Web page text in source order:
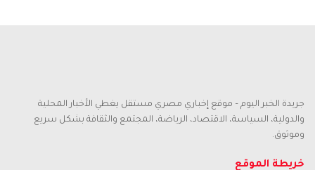
جريدة الخبر اليوم – موقع إخباري مصري مستقل يغطي الأخبار المحلية
والدولية، السياسة، الاقتصاد، الرياضة، المجتمع والثقافة بشكل سريع
وموثوق.
خريطة الموقع